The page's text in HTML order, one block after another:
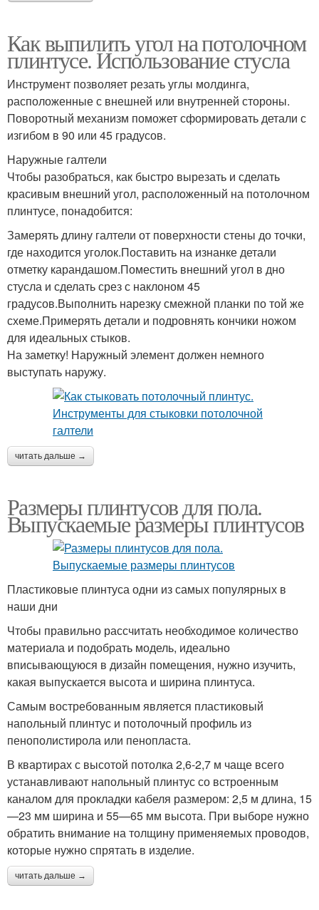
Как выпилить угол на потолочном
плинтусе. Использование стусла
Инструмент позволяет резать углы молдинга,
расположенные с внешней или внутренней стороны.
Поворотный механизм поможет сформировать детали с
изгибом в 90 или 45 градусов.
Наружные галтели
Чтобы разобраться, как быстро вырезать и сделать
красивым внешний угол, расположенный на потолочном
плинтусе, понадобится:
Замерять длину галтели от поверхности стены до точки,
где находится уголок.Поставить на изнанке детали
отметку карандашом.Поместить внешний угол в дно
стусла и сделать срез с наклоном 45
градусов.Выполнить нарезку смежной планки по той же
схеме.Примерять детали и подровнять кончики ножом
для идеальных стыков.
На заметку! Наружный элемент должен немного
выступать наружу.
читать дальше →
Размеры плинтусов для пола.
Выпускаемые размеры плинтусов
Пластиковые плинтуса одни из самых популярных в
наши дни
Чтобы правильно рассчитать необходимое количество
материала и подобрать модель, идеально
вписывающуюся в дизайн помещения, нужно изучить,
какая выпускается высота и ширина плинтуса.
Самым востребованным является пластиковый
напольный плинтус и потолочный профиль из
пенополистирола или пенопласта.
В квартирах с высотой потолка 2,6-2,7 м чаще всего
устанавливают напольный плинтус со встроенным
каналом для прокладки кабеля размером: 2,5 м длина, 15
—23 мм ширина и 55—65 мм высота. При выборе нужно
обратить внимание на толщину применяемых проводов,
которые нужно спрятать в изделие.
читать дальше →